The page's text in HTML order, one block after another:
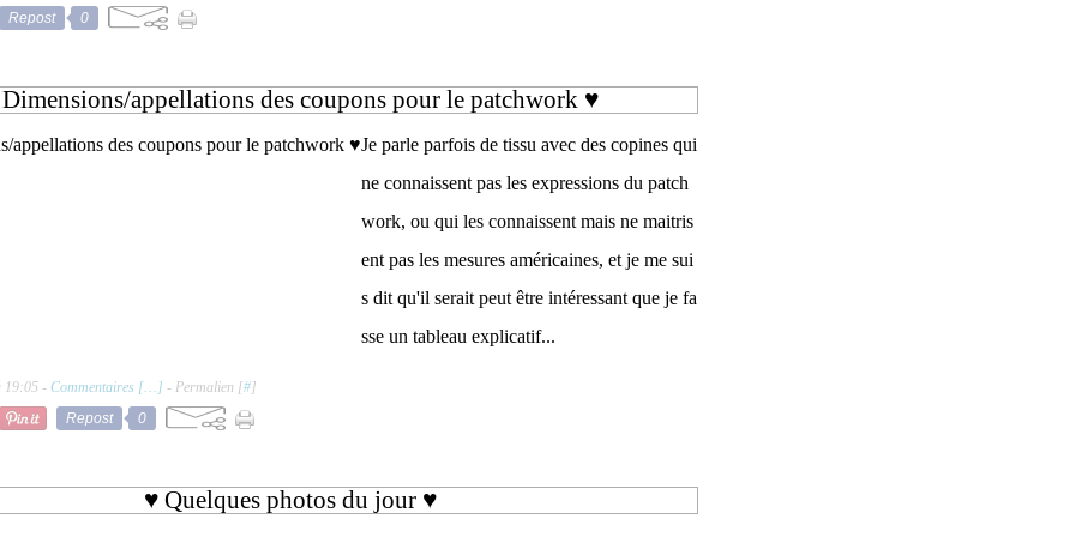
Repost
0
appellations des coupons pour le patchwork ♥
Je parle parfois de tissu avec des copines qui
ne connaissent pas les expressions du patch
work, ou qui les connaissent mais ne maitris
ent pas les mesures américaines, et je me sui
s dit qu'il serait peut être intéressant que je fa
sse un tableau explicatif...
19:05 - Commentaires [… ] - Permalien [#]
Repost
0
♥ Quelques photos du jour ♥